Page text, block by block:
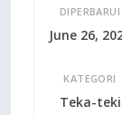
DIPERBARUI
June 26,
KATEGORI
Teka-teki